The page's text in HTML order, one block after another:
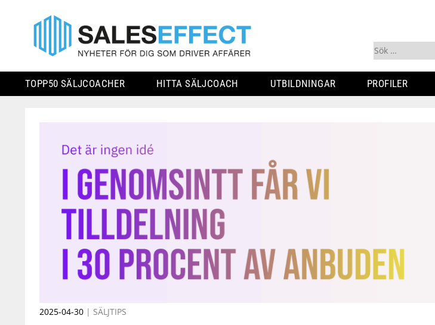
Sök
efter:
TOPP50 SÄLJCOACHER HITTA SÄLJCOACH UTBILDNINGAR PROFILER
content
2025-04-30 | SÄLJTIPS